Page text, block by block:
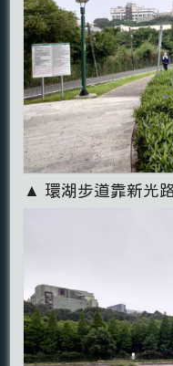
▲ 環湖步道靠新光